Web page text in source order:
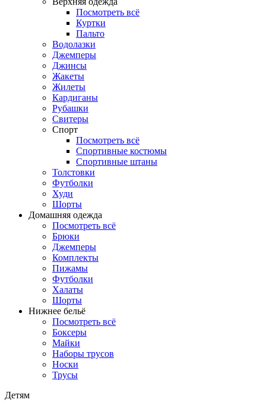
Посмотреть всё
Куртки
Пальто
Водолазки
Джемперы
Джинсы
Жакеты
Жилеты
Кардиганы
Рубашки
Свитеры
Спорт
Посмотреть всё
Спортивные костюмы
Спортивные штаны
Толстовки
Футболки
Худи
Шорты
Домашняя одежда
Посмотреть всё
Брюки
Джемперы
Комплекты
Пижамы
Футболки
Халаты
Шорты
Нижнее бельё
Посмотреть всё
Боксеры
Майки
Наборы трусов
Носки
Трусы
Детям